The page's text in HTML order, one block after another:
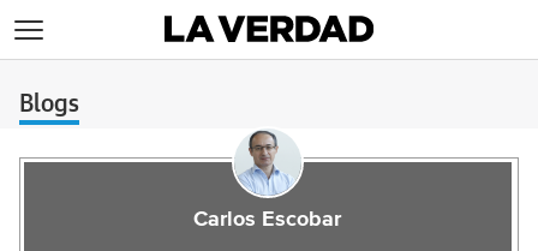
Blogs
Carlos Escobar